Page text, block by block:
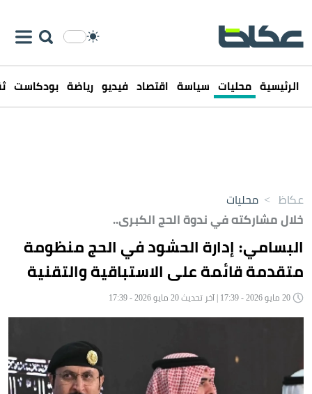
الرئيسية محليات سياسة اقتصاد فيديو رياضة بودكاست
عكاظ > محليات
خلال مشاركته في ندوة الحج الكبرى..
البسامي: إدارة الحشود في الحج منظومة
متقدمة قائمة على الاستباقية والتقنية